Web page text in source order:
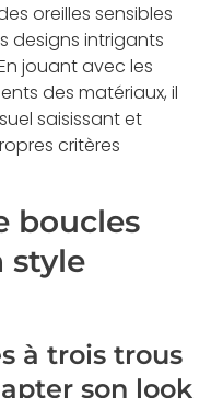
oreilles sensibles
designs intrigants
jouant avec les
des matériaux, il
saisissant et
critères
boucles
style
à trois trous
son look